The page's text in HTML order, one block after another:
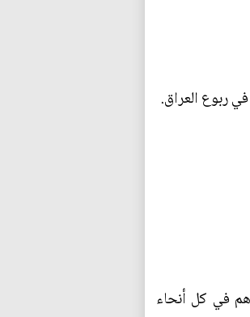
ربوع العراق.
في كل أنحاء